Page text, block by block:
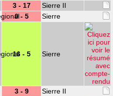
3 - 17
Sierre II
0 - 5 Sierre
16 - 5 Sierre
3 - 9 Sierre II